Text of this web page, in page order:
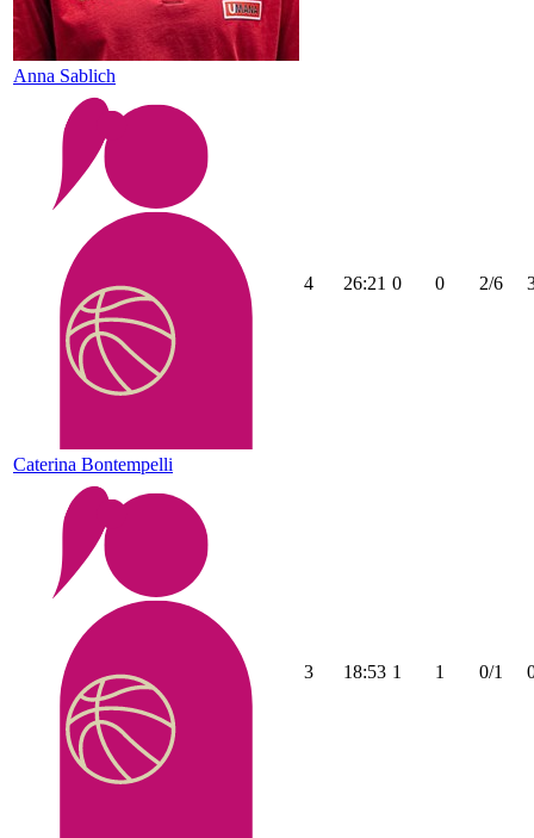
Anna Sablich
Caterina Bontempelli
4 26:21 0 0 2/6
3 18:53 1 1 0/1